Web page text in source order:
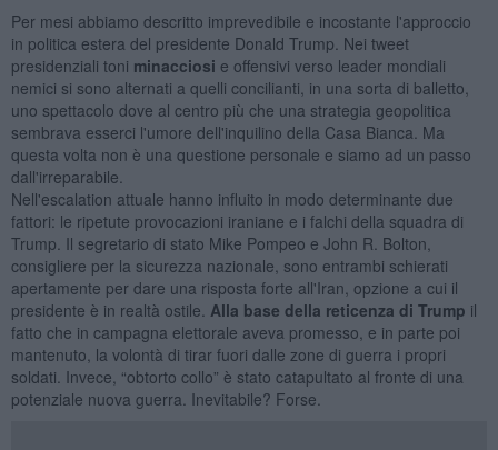
Per mesi abbiamo descritto imprevedibile e incostante l'approccio
in politica estera del presidente Donald Trump. Nei tweet
presidenziali toni minacciosi e offensivi verso leader mondiali
nemici si sono alternati a quelli concilianti, in una sorta di balletto,
uno spettacolo dove al centro più che una strategia geopolitica
sembrava esserci l'umore dell'inquilino della Casa Bianca. Ma
questa volta non è una questione personale e siamo ad un passo
dall'irreparabile.
Nell'escalation attuale hanno influito in modo determinante due
fattori: le ripetute provocazioni iraniane e i falchi della squadra di
Trump. Il segretario di stato Mike Pompeo e John R. Bolton,
consigliere per la sicurezza nazionale, sono entrambi schierati
apertamente per dare una risposta forte all'Iran, opzione a cui il
presidente è in realtà ostile. Alla base della reticenza di Trump il
fatto che in campagna elettorale aveva promesso, e in parte poi
mantenuto, la volontà di tirar fuori dalle zone di guerra i propri
soldati. Invece, “obtorto collo” è stato catapultato al fronte di una
potenziale nuova guerra. Inevitabile? Forse.